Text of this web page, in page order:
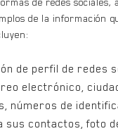
de la información
de perfil de redes
electrónico,
números de
sus contactos, foto